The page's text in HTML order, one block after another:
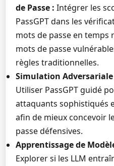
de Passe : Intégrer les
PassGPT dans les
mots de passe en temps
mots de passe
règles traditionnelles.
Simulation Adversariale
Utiliser PassGPT guidé
attaquants sophistiqués
afin de mieux concevoir
passe défensives.
Apprentissage de
Explorer si les LLM